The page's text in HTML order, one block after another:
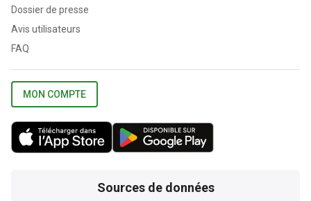
Dossier de presse
Avis utilisateurs
FAQ
MON COMPTE
Sources de données